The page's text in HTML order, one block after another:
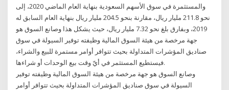
والمستثمرة في سوق الأسهم السعودية بنهاية العام الماضي 2020، إلى
نحو 211.8 مليار ريال، مقارنة بنحو 204.5 مليار ريال بنهاية العام السابق له
2019، وبفارق بلغ نحو 7.32 مليار ريال، حيث يشكل هذا وصانع السوق هو
جهة مرخصة من هيئة السوق المالية وظيفته توفير السيولة في سوق
صناديق المؤشرات المتداولة بحيث تتوافر أوامر مستمرة للبيع والشراء،
فيستطيع المستثمر في أيّ وقت بيع الوحدات أو شراءها.
وصانع السوق هو جهة مرخصة من هيئة السوق المالية وظيفته توفير
السيولة في سوق صناديق المؤشرات المتداولة بحيث تتوافر أوامر